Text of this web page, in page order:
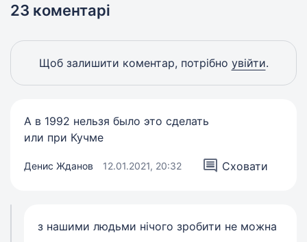
23 коментарі
Щоб залишити коментар, потрібно увійти.
А в 1992 нельзя было это сделать
или при Кучме
Денис Жданов 12.01.2021, 20:32 Сховати
з нашими людьми нічого зробити не можна